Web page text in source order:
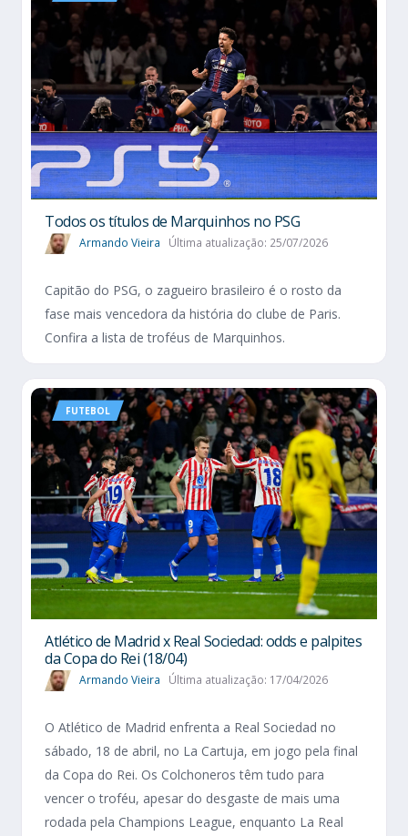
Todos os títulos de Marquinhos no PSG
Armando Vieira Última atualização: 25/07/2026
Capitão do PSG, o zagueiro brasileiro é o rosto da
fase mais vencedora da história do clube de Paris.
Confira a lista de troféus de Marquinhos.
FUTEBOL
Atlético de Madrid x Real Sociedad: odds e palpites
da Copa do Rei (18/04)
Armando Vieira Última atualização: 17/04/2026
O Atlético de Madrid enfrenta a Real Sociedad no
sábado, 18 de abril, no La Cartuja, em jogo pela final
da Copa do Rei. Os Colchoneros têm tudo para
vencer o troféu, apesar do desgaste de mais uma
rodada pela Champions League, enquanto La Real